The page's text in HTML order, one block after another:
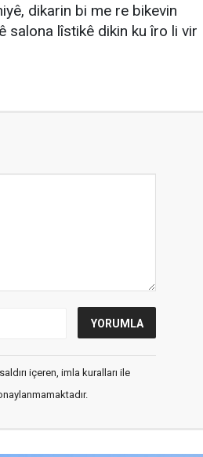
dikarin bi me re bikevin
salona lîstikê dikin ku îro li vir
içeren, imla kuralları ile